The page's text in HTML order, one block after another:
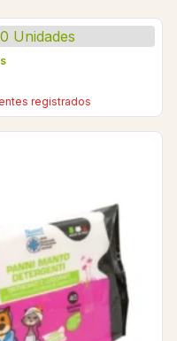
registrados